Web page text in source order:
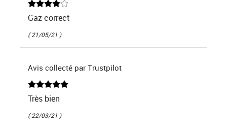
Gaz correct
( 21/05/21 )
Avis collecté par Trustpilot
Très bien
( 22/03/21 )